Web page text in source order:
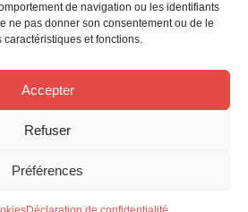
de navigation ou les identifiants
ne pas donner son consentement ou de le
et fonctions.
Accepter
Refuser
Préférences